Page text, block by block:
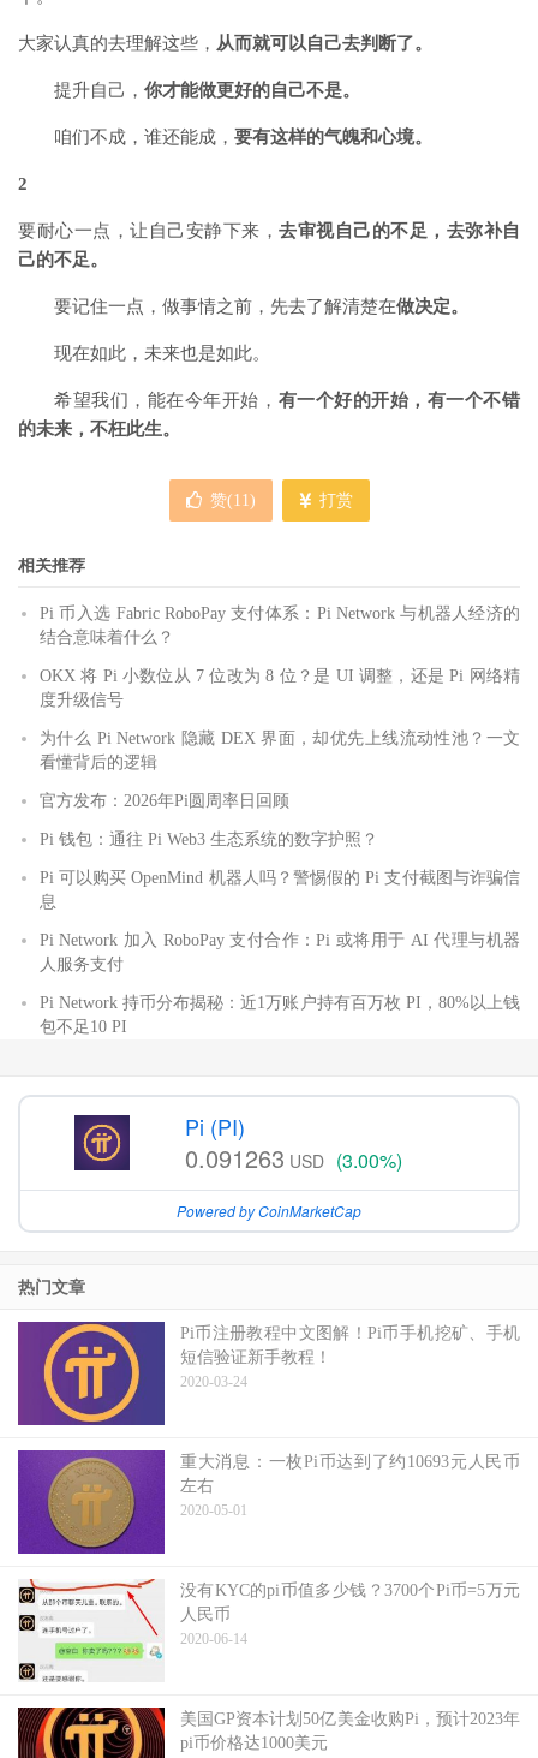
大家认真的去理解这些， 从而就可以自己去判断了。
提升自己， 你才能做更好的自己不是。
咱们不成，谁还能成， 要有这样的气魄和心境。
2
要耐心一点，让自己安静下来， 去审视自己的不足，去弥补自
己的不足。
要记住一点，做事情之前，先去了解清楚在做决定。
现在如此，未来也是如此。
希望我们，能在今年开始， 有一个好的开始，有一个不错
的未来，不枉此生。
赞(11) 打赏
相关推荐
Pi 币入选 Fabric RoboPay 支付体系：Pi Network 与机器人经济的
结合意味着什么？
OKX 将 Pi 小数位从 7 位改为 8 位？是 UI 调整，还是 Pi 网络精
度升级信号
为什么 Pi Network 隐藏 DEX 界面，却优先上线流动性池？一文
看懂背后的逻辑
官方发布：2026年Pi圆周率日回顾
Pi 钱包：通往 Pi Web3 生态系统的数字护照？
Pi 可以购买 OpenMind 机器人吗？警惕假的 Pi 支付截图与诈骗信
息
Pi Network 加入 RoboPay 支付合作：Pi 或将用于 AI 代理与机器
人服务支付
Pi Network 持币分布揭秘：近1万账户持有百万枚 PI，80%以上钱
包不足10 PI
Pi (PI)
0.091263 USD (3.00%)
Powered by CoinMarketCap
热门文章
Pi币注册教程中文图解！Pi币手机挖矿、手机
短信验证新手教程！
2020-03-24
重大消息：一枚Pi币达到了约10693元人民币
左右
2020-05-01
没有KYC的pi币值多少钱？3700个Pi币=5万元
人民币
2020-06-14
美国GP资本计划50亿美金收购Pi，预计2023年
pi币价格达1000美元